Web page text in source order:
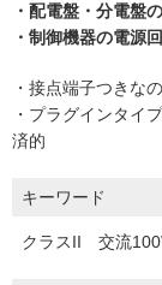
・配電盤・分電盤
・制御機器の電源
・接点端子つきな
・プラグインタイ
済的
キーワード
クラスII 交流